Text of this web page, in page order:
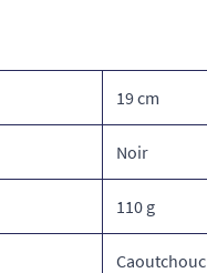
19 cm
Noir
110 g
Caoutchouc